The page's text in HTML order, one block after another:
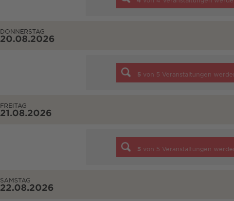
DONNERSTAG
20.08.2026
5 von 5 Veranstaltungen
FREITAG
21.08.2026
5 von 5 Veranstaltungen
SAMSTAG
22.08.2026